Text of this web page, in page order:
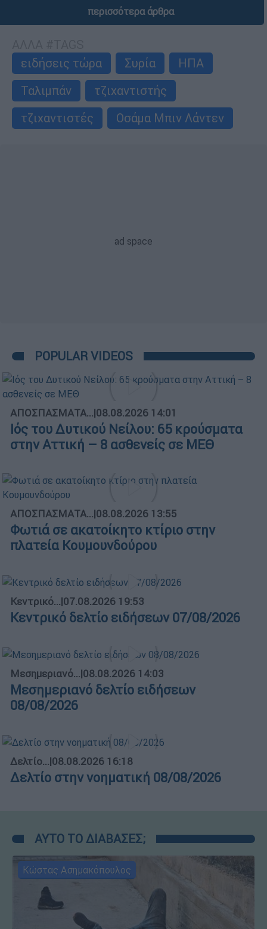
περισσότερα άρθρα
ειδήσεις τώρα
Συρία
ΗΠΑ
Ταλιμπάν
τζιχαντιστής
τζιχαντιστές
Οσάμα Μπιν Λάντεν
POPULAR VIDEOS
ΑΠΟΣΠΑΣΜΑΤΑ...|08.08.2026 14:01
Ιός του Δυτικού Νείλου: 65 κρούσματα
στην Αττική – 8 ασθενείς σε ΜΕΘ
ΑΠΟΣΠΑΣΜΑΤΑ...|08.08.2026 13:55
Φωτιά σε ακατοίκητο κτίριο στην
πλατεία Κουμουνδούρου
Κεντρικό...|07.08.2026 19:53
Κεντρικό δελτίο ειδήσεων 07/08/2026
Μεσημεριανό...|08.08.2026 14:03
Μεσημεριανό δελτίο ειδήσεων
08/08/2026
Δελτίο...|08.08.2026 16:18
Δελτίο στην νοηματική 08/08/2026
ΑΥΤΟ ΤΟ ΔΙΑΒΑΣΕΣ;
Κώστας Ασημακόπουλος